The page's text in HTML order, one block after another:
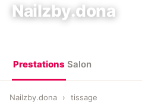
Nailzby.dona
Prestations Salon
Nailzby.dona › tissage